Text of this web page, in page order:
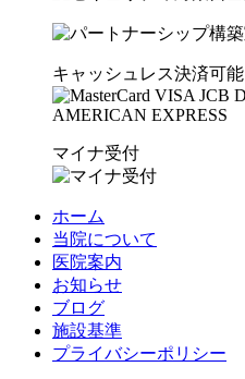
キャッシュレス決済可能
マイナ受付
ホーム
当院について
医院案内
お知らせ
ブログ
施設基準
プライバシーポリシー